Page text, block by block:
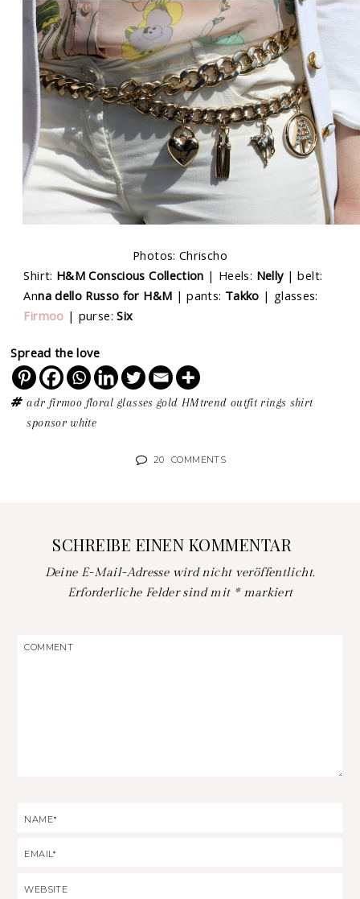
Photos: Chrischo
Shirt: H&M Conscious Collection | Heels: Nelly| belt:
Annadello Russo for H&M | pants: Takko | glasses:
Firmoo | purse:Six
Spread the love
adr firmoo floral glasses gold HMtrend outfit rings shirt
sponsor white
20 COMMENTS
SCHREIBE EINEN KOMMENTAR
Deine E-Mail-Adresse wird nicht veröffentlicht.
Erforderliche Felder sind mit *markiert